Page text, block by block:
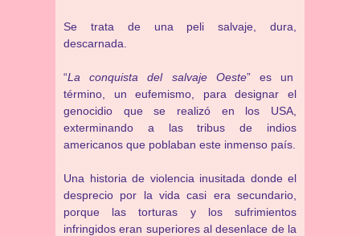
Se trata de una peli salvaje, dura,
descarnada.
“La conquista del salvaje Oeste” es un
término, un eufemismo, para designar el
genocidio que se realizó en los USA,
exterminando a las tribus de indios
americanos que poblaban este inmenso país.
Una historia de violencia inusitada donde el
desprecio por la vida casi era secundario,
porque las torturas y los sufrimientos
infringidos eran superiores al desenlace de la